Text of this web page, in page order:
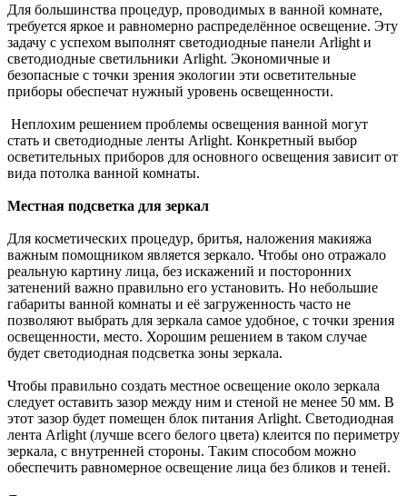
Для большинства процедур, проводимых в ванной комнате,
требуется яркое и равномерно распределённое освещение. Эту
задачу с успехом выполнят светодиодные панели Arlight и
светодиодные светильники Arlight. Экономичные и
безопасные с точки зрения экологии эти осветительные
приборы обеспечат нужный уровень освещенности.
Неплохим решением проблемы освещения ванной могут
стать и светодиодные ленты Arlight. Конкретный выбор
осветительных приборов для основного освещения зависит от
вида потолка ванной комнаты.
Местная подсветка для зеркал
Для косметических процедур, бритья, наложения макияжа
важным помощником является зеркало. Чтобы оно отражало
реальную картину лица, без искажений и посторонних
затенений важно правильно его установить. Но небольшие
габариты ванной комнаты и её загруженность часто не
позволяют выбрать для зеркала самое удобное, с точки зрения
освещенности, место. Хорошим решением в таком случае
будет светодиодная подсветка зоны зеркала.
Чтобы правильно создать местное освещение около зеркала
следует оставить зазор между ним и стеной не менее 50 мм. В
этот зазор будет помещен блок питания Arlight. Светодиодная
лента Arlight (лучше всего белого цвета) клеится по периметру
зеркала, с внутренней стороны. Таким способом можно
обеспечить равномерное освещение лица без бликов и теней.